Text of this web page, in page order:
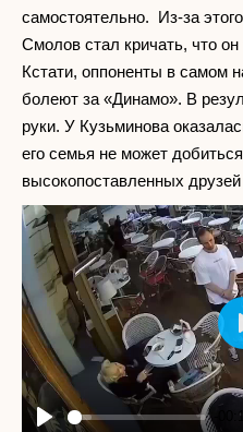
самостоятельно. Из-за
Смолов стал кричать, что
Кстати, оппоненты в самом
болеют за «Динамо». В
руки. У Кузьминова
его семья не может
высокопоставленных
-